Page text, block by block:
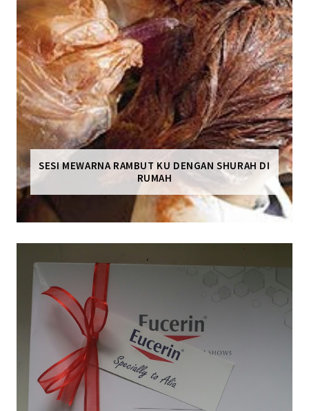
SESI MEWARNA RAMBUT KU DENGAN SHURAH DI
RUMAH